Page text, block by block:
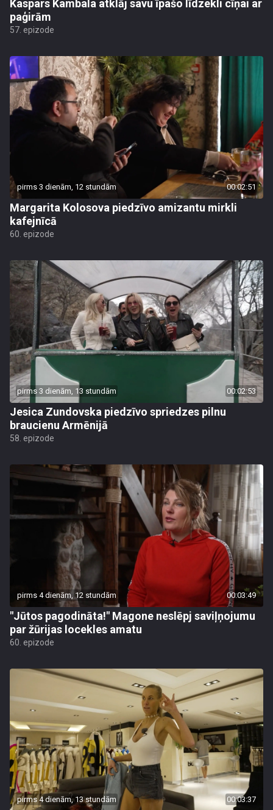
Kaspars Kambala atklāj savu īpašo līdzekli cīņai ar
paģirām
57. epizode
pirms 3 dienām, 12 stundām 00:02:51
Margarita Kolosova piedzīvo amizantu mirkli
kafejnīcā
60. epizode
pirms 3 dienām, 13 stundām 00:02:53
Jesica Zundovska piedzīvo spriedzes pilnu
braucienu Armēnijā
58. epizode
pirms 4 dienām, 12 stundām 00:03:49
"Jūtos pagodināta!" Magone neslēpj saviļņojumu
par žūrijas locekles amatu
60. epizode
pirms 4 dienām, 13 stundām 00:03:37